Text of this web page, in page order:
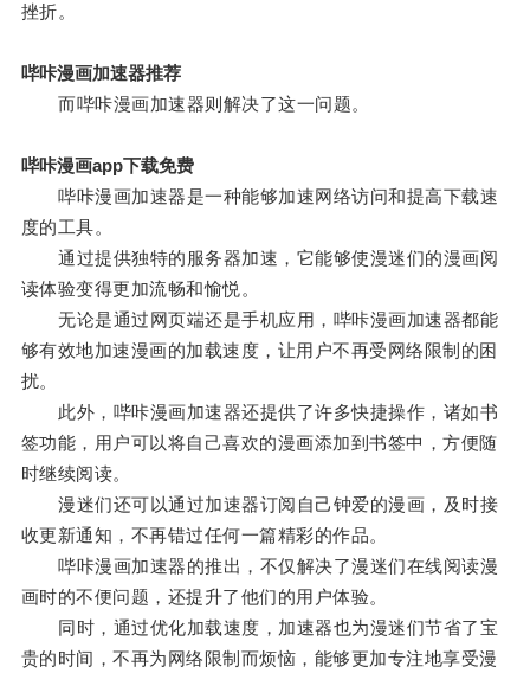
挫折。
哔咔漫画加速器推荐
而哔咔漫画加速器则解决了这一问题。
哔咔漫画app下载免费
哔咔漫画加速器是一种能够加速网络访问和提高下载速
度的工具。
通过提供独特的服务器加速，它能够使漫迷们的漫画阅
读体验变得更加流畅和愉悦。
无论是通过网页端还是手机应用，哔咔漫画加速器都能
够有效地加速漫画的加载速度，让用户不再受网络限制的困
扰。
此外，哔咔漫画加速器还提供了许多快捷操作，诸如书
签功能，用户可以将自己喜欢的漫画添加到书签中，方便随
时继续阅读。
漫迷们还可以通过加速器订阅自己钟爱的漫画，及时接
收更新通知，不再错过任何一篇精彩的作品。
哔咔漫画加速器的推出，不仅解决了漫迷们在线阅读漫
画时的不便问题，还提升了他们的用户体验。
同时，通过优化加载速度，加速器也为漫迷们节省了宝
贵的时间，不再为网络限制而烦恼，能够更加专注地享受漫